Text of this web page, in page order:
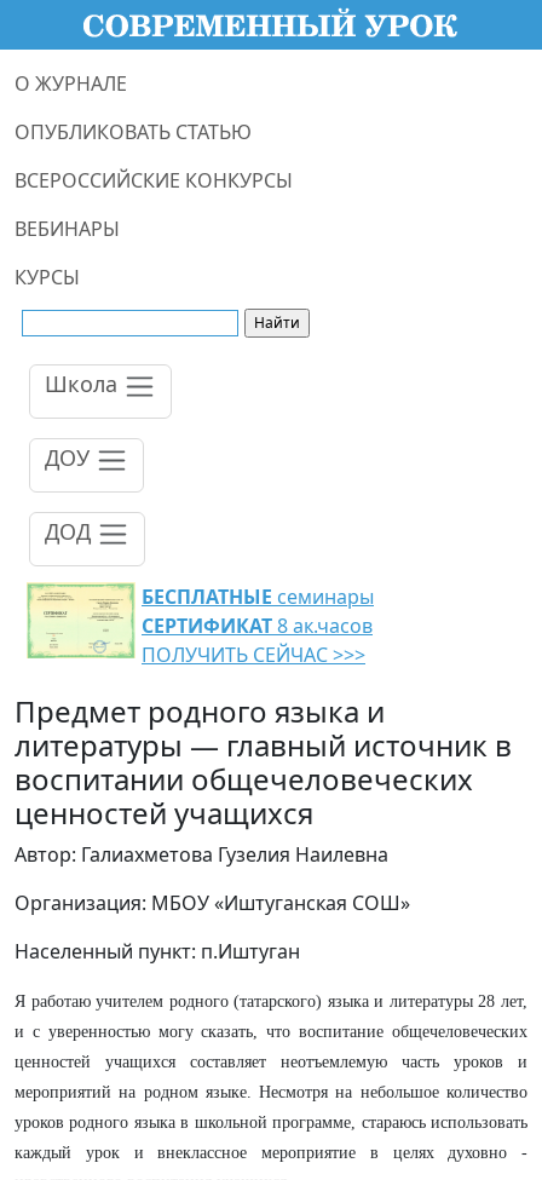
О ЖУРНАЛЕ
ОПУБЛИКОВАТЬ СТАТЬЮ
ВСЕРОССИЙСКИЕ КОНКУРСЫ
ВЕБИНАРЫ
КУРСЫ
Школа
ДОУ
ДОД
БЕСПЛАТНЫЕ семинары
СЕРТИФИКАТ8 ак.часов
ПОЛУЧИТЬ СЕЙЧАС >>>
Предмет родного языка и
литературы — главный источник в
воспитании общечеловеческих
ценностей учащихся
Автор: Галиахметова Гузелия Наилевна
Организация: МБОУ «Иштуганская СОШ»
Населенный пункт: п.Иштуган
Я работаю учителем родного (татарского) языка и литературы 28 лет,
и с уверенностью могу сказать, что воспитание общечеловеческих
ценностей учащихся составляет неотъемлемую часть уроков и
мероприятий на родном языке. Несмотря на небольшое количество
уроков родного языка в школьной программе, стараюсь использовать
каждый урок и внеклассное мероприятие в целях духовно -